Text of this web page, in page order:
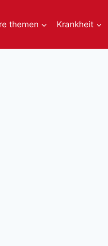
themen Krankheit